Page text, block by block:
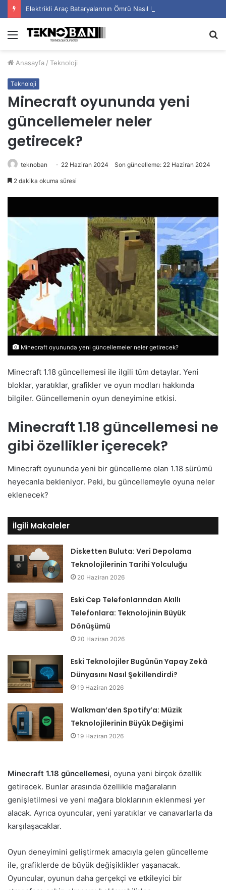
Elektrikli Araç Bataryalarının Ömrü Nasıl Uzatılır?
Menü
Anasayfa / Teknoloji
Teknoloji
Minecraft oyununda yeni
güncellemeler neler
getirecek?
teknoban 22 Haziran 2024 Son güncelleme: 22 Haziran 2024
2 dakika okuma süresi
Minecraft oyununda yeni güncellemeler neler getirecek?
Minecraft 1.18 güncellemesi ile ilgili tüm detaylar. Yeni
bloklar, yaratıklar, grafikler ve oyun modları hakkında
bilgiler. Güncellemenin oyun deneyimine etkisi.
Minecraft 1.18 güncellemesi ne
gibi özellikler içerecek?
Minecraft oyununda yeni bir güncelleme olan 1.18 sürümü
heyecanla bekleniyor. Peki, bu güncellemeyle oyuna neler
eklenecek?
İlgili Makaleler
Disketten Buluta: Veri Depolama
Teknolojilerinin Tarihi Yolculuğu
20 Haziran 2026
Eski Cep Telefonlarından Akıllı
Telefonlara: Teknolojinin Büyük
Dönüşümü
20 Haziran 2026
Eski Teknolojiler Bugünün Yapay Zekâ
Dünyasını Nasıl Şekillendirdi?
19 Haziran 2026
Walkman’den Spotify’a: Müzik
Teknolojilerinin Büyük Değişimi
19 Haziran 2026
Minecraft 1.18 güncellemesi, oyuna yeni birçok özellik
getirecek. Bunlar arasında özellikle mağaraların
genişletilmesi ve yeni mağara bloklarının eklenmesi yer
alacak. Ayrıca oyuncular, yeni yaratıklar ve canavarlarla da
karşılaşacaklar.
Oyun deneyimini geliştirmek amacıyla gelen güncelleme
ile, grafiklerde de büyük değişiklikler yaşanacak.
Oyuncular, oyunun daha gerçekçi ve etkileyici bir